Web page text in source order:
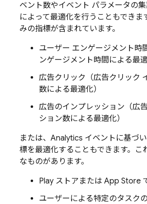
ベント数やイベント パラメータの集
によって最適化を行うこともできま
みの指標が含まれています。
ユーザー エンゲージメント時
ンゲージメント時間による最適
広告クリック（広告クリック
数による最適化）
広告のインプレッション（広
ション数による最適化）
または、 Analytics イベントに基づ
標を最適化することもできます。こ
なものがあります。
Play ストアまたは App Store
ユーザーによる特定のタスク